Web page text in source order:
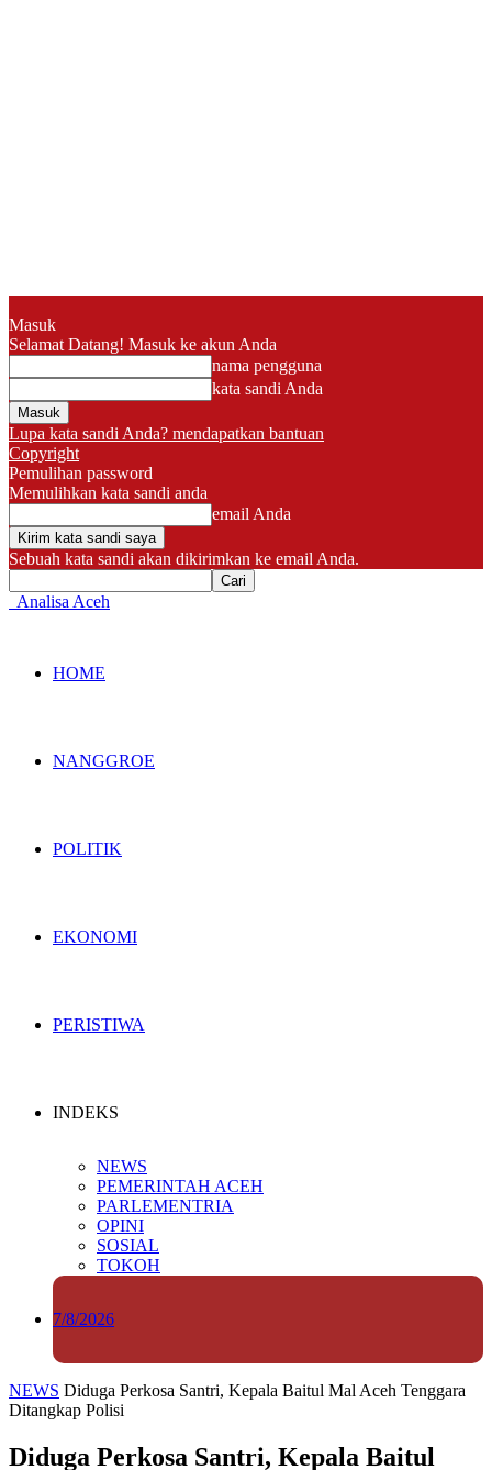
Masuk
Selamat Datang! Masuk ke akun Anda
nama pengguna
kata sandi Anda
Lupa kata sandi Anda? mendapatkan bantuan
Copyright
Pemulihan password
Memulihkan kata sandi anda
email Anda
Sebuah kata sandi akan dikirimkan ke email Anda.
Analisa Aceh
HOME
NANGGROE
POLITIK
EKONOMI
PERISTIWA
INDEKS
NEWS
PEMERINTAH ACEH
PARLEMENTRIA
OPINI
SOSIAL
TOKOH
7/8/2026
NEWS Diduga Perkosa Santri, Kepala Baitul Mal Aceh Tenggara
Ditangkap Polisi
Diduga Perkosa Santri, Kepala Baitul